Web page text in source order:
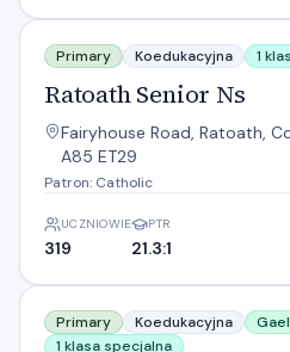
Ratoath Senior Ns
Primary Koedukacyjna 1
Ratoath Senior Ns
Fairyhouse Road, Ratoath,
A85 ET29
Patron: Catholic
UCZNIOWIE
319
PTR
21.3:1
Scoil na Rithe
Primary Koedukacyjna
1 klasa specjalna